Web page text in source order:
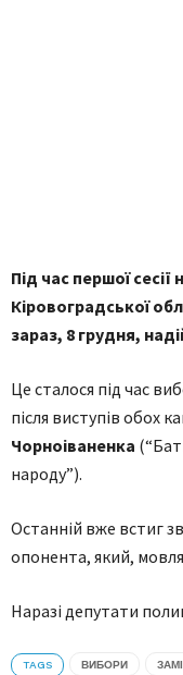
Під час першої
Кіровоградської
зараз, 8 грудня,
Це сталося під час
після виступів обох
Чорноіваненка
народу”).
Останній вже встиг
опонента, який,
Наразі депутати
TAGS ВИБОРИ